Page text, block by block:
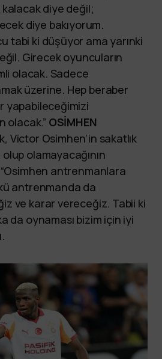
diye değil;
diye bakıyorum.
tabi ki düşüyor ama yarınki
Girecek oyuncuların
olacak. Sadece
üzerine. Hep beraber
yapabileceğimizi
olacak.” OSİMHEN
Victor Osimhen’in sakatlık
olamayacağının
antrenmanlara
antrenmanda da
ve karar vereceğiz. Tabii ki
da oynaması bizim için iyi